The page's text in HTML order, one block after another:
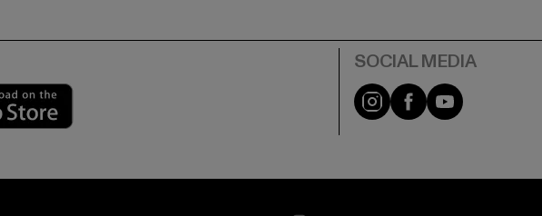
Instagram
FacebookYouTube